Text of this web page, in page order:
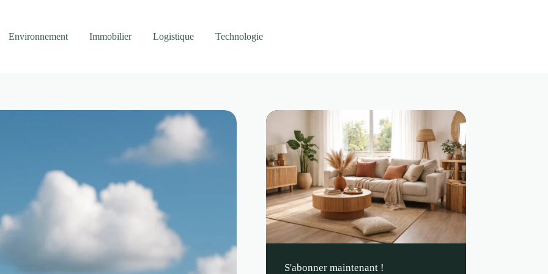
Environnement Immobilier Logistique Technologie
S'abonner maintenant !